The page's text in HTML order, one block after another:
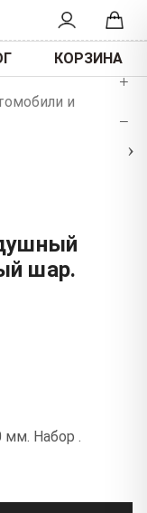
КОРЗИНА
и
›
+
−
шар.
мм. Набор .